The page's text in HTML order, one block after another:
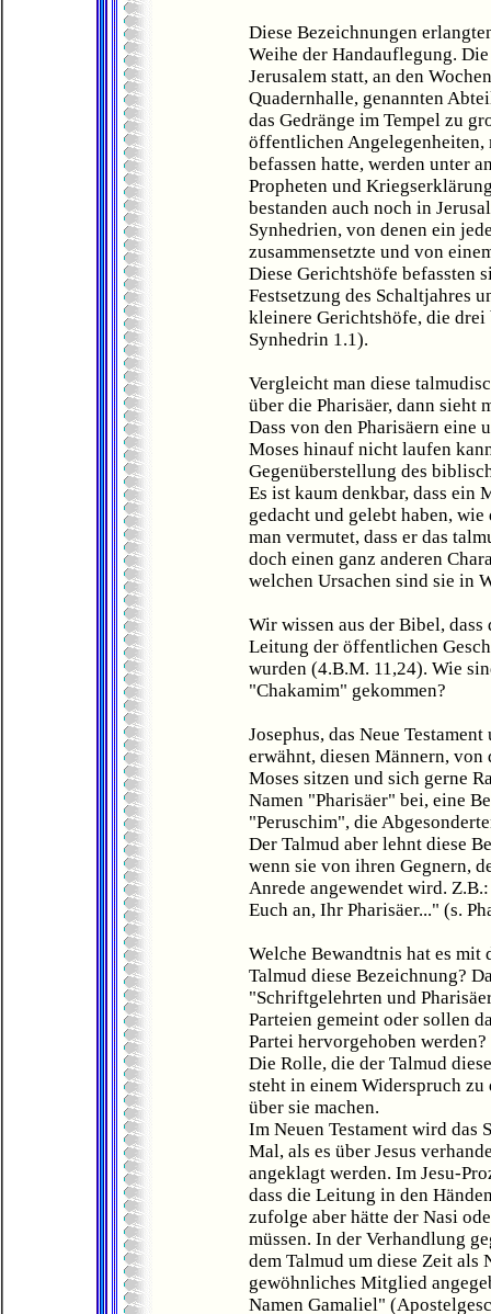
Diese Bezeichnungen
Weihe der Handauflegung.
Jerusalem statt, an den
Quadernhalle, genannten
das Gedränge im Tempel zu
öffentlichen Angelegenheiten,
befassen hatte, werden unter
Propheten und
bestanden auch noch in
Synhedrien, von denen ein
zusammensetzte und von
Diese Gerichtshöfe befassten
Festsetzung des Schaltjahres
kleinere Gerichtshöfe, die
Synhedrin 1.1).
Vergleicht man diese
über die Pharisäer, dann sieht
Dass von den Pharisäern eine
Moses hinauf nicht laufen
Gegenüberstellung des
Es ist kaum denkbar, dass ein
gedacht und gelebt haben,
man vermutet, dass er das
doch einen ganz anderen
welchen Ursachen sind sie in
Wir wissen aus der Bibel,
Leitung der öffentlichen
wurden (4.B.M. 11,24). Wie
"Chakamim" gekommen?
Josephus, das Neue
erwähnt, diesen Männern, von
Moses sitzen und sich gerne
Namen "Pharisäer" bei, eine
"Peruschim", die
Der Talmud aber lehnt diese
wenn sie von ihren Gegnern,
Anrede angewendet wird.
Euch an, Ihr Pharisäer..." (s.
Welche Bewandtnis hat es mit
Talmud diese Bezeichnung?
"Schriftgelehrten und
Parteien gemeint oder sollen
Partei hervorgehoben werden?
Die Rolle, die der Talmud
steht in einem Widerspruch
über sie machen.
Im Neuen Testament wird das
Mal, als es über Jesus
angeklagt werden. Im Jesu-
dass die Leitung in den
zufolge aber hätte der Nasi
müssen. In der Verhandlung
dem Talmud um diese Zeit als
gewöhnliches Mitglied
Namen Gamaliel"